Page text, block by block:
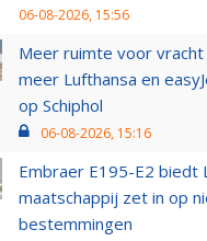
06-08-2026, 15:56
Meer ruimte voor
meer Lufthansa en
op Schiphol
06-08-2026, 15:16
Embraer E195-E2 biedt
maatschappij zet in op
bestemmingen